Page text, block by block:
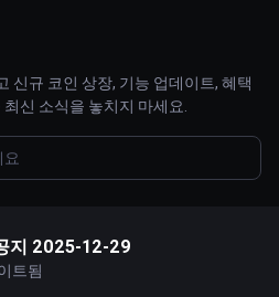
신규 코인 상장, 기능 업데이트, 혜택
신 소식을 놓치지 마세요.
지 2025-12-29
트됨